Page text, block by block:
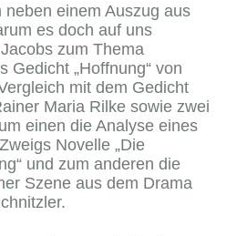
einem Auszug aus
es doch auf uns
zum Thema
Gedicht „Hoffnung“ von
mit dem Gedicht
Maria Rilke sowie zwei
einen die Analyse eines
Novelle „Die
und zum anderen die
Szene aus dem Drama